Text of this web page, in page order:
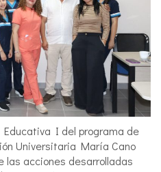
I del programa de
Universitaria María Cano
las acciones desarrolladas